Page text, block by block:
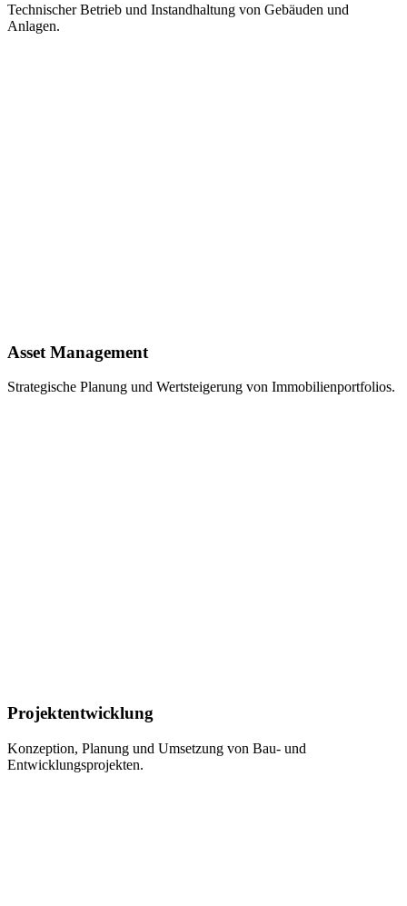
Technischer Betrieb und Instandhaltung von Gebäuden und
Anlagen.
Asset Management
Strategische Planung und Wertsteigerung von Immobilienportfolios.
Projektentwicklung
Konzeption, Planung und Umsetzung von Bau- und
Entwicklungsprojekten.